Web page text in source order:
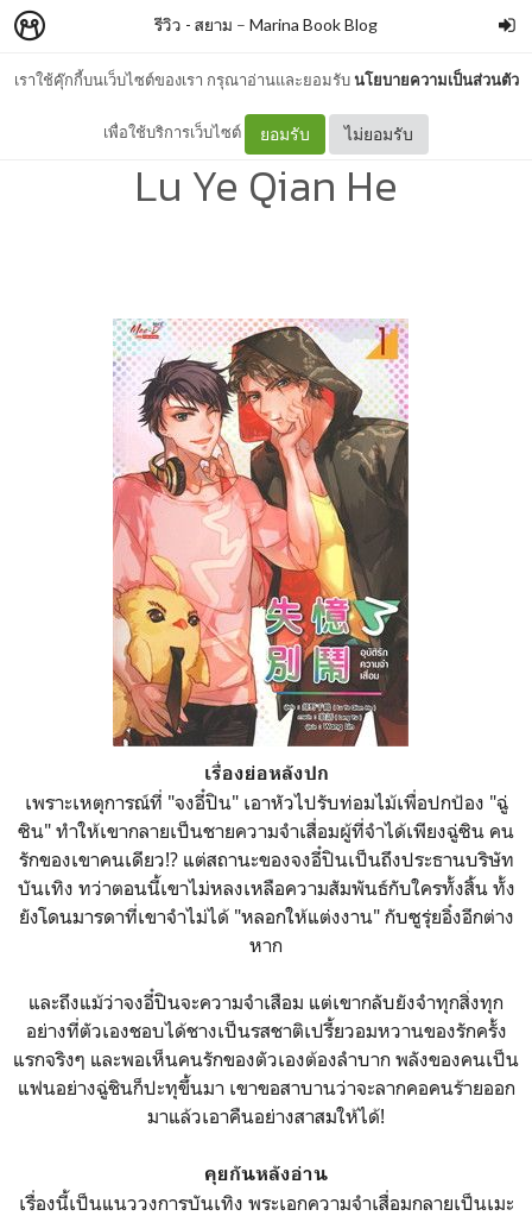
เราใช้คุ๊กกี้บนเว็บไซต์ของเรา กรุณาอ่านและยอมรับนโยบายความเป็นส่วนตัว
เพื่อใช้บริการเว็บไซต์ ยอมรับ ไม่ยอมรับ
รีวิว - สยาม – Marina Book Blog
รีวิว - อุบัติรักความจำเสื่อม :
Lu Ye Qian He
เรื่องย่อหลังปก
เพราะเหตุการณ์ที่ "จงอี๋ปิน" เอาหัวไปรับท่อมไม้เพื่อปกป้อง "ฉู่
ซิน" ทำให้เขากลายเป็นชายความจำเสื่อมผู้ที่จำได้เพียงฉู่ซิน คน
รักของเขาคนเดียว!? แต่สถานะของจงอี๋ปินเป็นถึงประธานบริษัท
บันเทิง ทว่าตอนนี้เขาไม่หลงเหลือความสัมพันธ์กับใครทั้งสิ้น ทั้ง
ยังโดนมารดาที่เขาจำไม่ได้ "หลอกให้แต่งงาน" กับซูรุ่ยอิ๋งอีกต่าง
หาก
และถึงแม้ว่าจงอี๋ปินจะความจำเสือม แต่เขากลับยังจำทุกสิ่งทุก
อย่างที่ตัวเองชอบได้ชางเป็นรสชาติเปรี้ยวอมหวานของรักครั้ง
แรกจริงๆ และพอเห็นคนรักของตัวเองต้องลำบาก พลังของคนเป็น
แฟนอย่างฉู่ชินก็ปะทุขึ้นมา เขาขอสาบานว่าจะลากคอคนร้ายออก
มาแล้วเอาคืนอย่างสาสมให้ได้!
คุยกันหลังอ่าน
เรื่องนี้เป็นแนววงการบันเทิง พระเอกความจำเสื่อมกลายเป็นเมะ